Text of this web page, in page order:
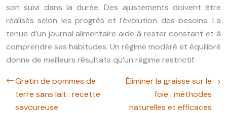
son suivi dans la durée. Des ajustements doivent être
réalisés selon les progrès et l’évolution des besoins. La
tenue d’un journal alimentaire aide à rester constant et à
comprendre ses habitudes. Un régime modéré et équilibré
donne de meilleurs résultats qu’un régime restrictif.
Gratin de pommes de
terre sans lait : recette
savoureuse
Éliminer la graisse sur le
foie : méthodes
naturelles et efficaces